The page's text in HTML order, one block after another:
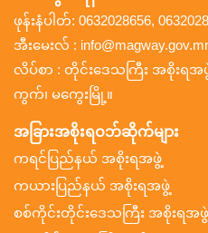
ဖုန်းနံပါတ်: 0632028656,
အီးမေးလ် :
လိပ်စာ : တိုင်းဒေသကြီး အစိုးရအဖွဲ့
ကွက်၊ မကွေးမြို့။
အခြားအစိုးရဝဘ်ဆိုက်များ
ကရင်ပြည်နယ် အစိုးရအဖွဲ့
ကယားပြည်နယ် အစိုးရအဖွဲ့
စစ်ကိုင်းတိုင်းဒေသကြီး အစိုးရအဖွဲ့